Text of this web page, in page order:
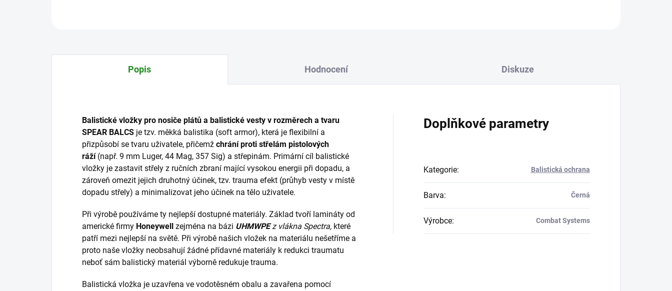
Popis Hodnocení Diskuze
Balistické vložky pro nosiče plátů a balistické vesty v rozměrech a tvaru
SPEAR BALCS je tzv. měkká balistika (soft armor), která je flexibilní a
přizpůsobí se tvaru uživatele, přičemž chrání proti střelám pistolových
ráží (např. 9 mm Luger, 44 Mag, 357 Sig) a střepinám. Primární cíl balistické
vložky je zastavit střely z ručních zbraní mající vysokou energii při dopadu, a
zároveň omezit jejich druhotný účinek, tzv. trauma efekt (průhyb vesty v místě
dopadu střely) a minimalizovat jeho účinek na tělo uživatele.
Při výrobě používáme ty nejlepší dostupné materiály. Základ tvoří lamináty od
americké firmy Honeywell zejména na bázi UHMWPE z vlákna Spectra, které
patří mezi nejlepší na světě. Při výrobě našich vložek na materiálu nešetříme a
proto naše vložky neobsahují žádné přídavné materiály k redukci traumatu
neboť sám balistický materiál výborně redukuje trauma.
Balistická vložka je uzavřena ve vodotěsném obalu a zavařena pomocí
Doplňkové parametry
Kategorie: Balistická ochrana
Barva: Černá
Výrobce: Combat Systems